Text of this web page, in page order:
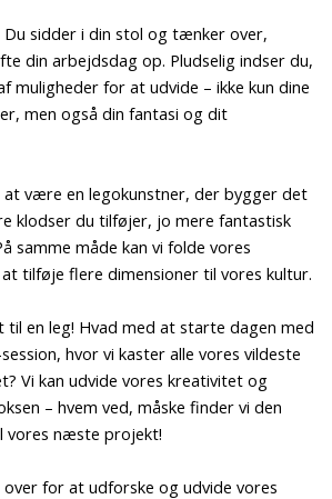
sidder i din stol og tænker over,
din arbejdsdag op. Pludselig indser du,
muligheder for at udvide – ikke kun dine
men også din fantasi og dit
være en legokunstner, der bygger det
klodser du tilføjer, jo mere fantastisk
samme måde kan vi folde vores
tilføje flere dimensioner til vores kultur.
til en leg! Hvad med at starte dagen med
hvor vi kaster alle vores vildeste
Vi kan udvide vores kreativitet og
– hvem ved, måske finder vi den
vores næste projekt!
for at udforske og udvide vores